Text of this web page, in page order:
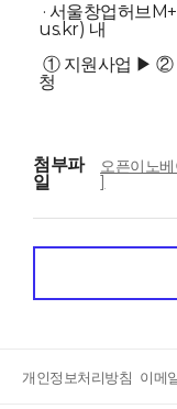
· 서울창업허브
us.kr) 내
① 지원사업 ▶ ②
청
첨부파
일
오픈이노
]
개인정보처리방침 이메